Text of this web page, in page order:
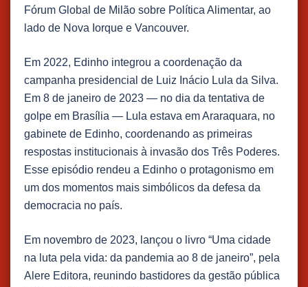
Fórum Global de Milão sobre Política Alimentar, ao
lado de Nova Iorque e Vancouver.
Em 2022, Edinho integrou a coordenação da
campanha presidencial de Luiz Inácio Lula da Silva.
Em 8 de janeiro de 2023 — no dia da tentativa de
golpe em Brasília — Lula estava em Araraquara, no
gabinete de Edinho, coordenando as primeiras
respostas institucionais à invasão dos Três Poderes.
Esse episódio rendeu a Edinho o protagonismo em
um dos momentos mais simbólicos da defesa da
democracia no país.
​Em novembro de 2023, lançou o livro “Uma cidade
na luta pela vida: da pandemia ao 8 de janeiro”, pela
Alere Editora, reunindo bastidores da gestão pública